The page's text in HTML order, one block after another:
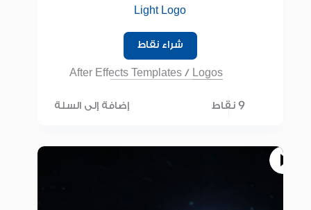
Light Logo
شراء نقاط
After Effects Templates / Logos
9 نقاط إضافة إلى السلة